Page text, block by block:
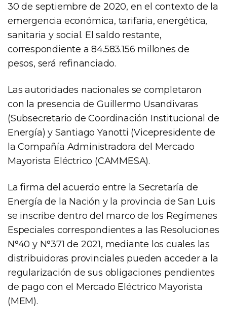
30 de septiembre de 2020, en el contexto de la
emergencia económica, tarifaria, energética,
sanitaria y social. El saldo restante,
correspondiente a 84.583.156 millones de
pesos, será refinanciado.
Las autoridades nacionales se completaron
con la presencia de Guillermo Usandivaras
(Subsecretario de Coordinación Institucional de
Energía) y Santiago Yanotti (Vicepresidente de
la Compañía Administradora del Mercado
Mayorista Eléctrico (CAMMESA).
La firma del acuerdo entre la Secretaría de
Energía de la Nación y la provincia de San Luis
se inscribe dentro del marco de los Regímenes
Especiales correspondientes a las Resoluciones
N°40 y N°371 de 2021, mediante los cuales las
distribuidoras provinciales pueden acceder a la
regularización de sus obligaciones pendientes
de pago con el Mercado Eléctrico Mayorista
(MEM).